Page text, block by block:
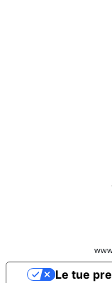
Le tue